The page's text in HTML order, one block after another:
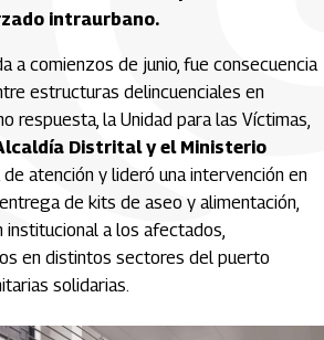
intraurbano.
a comienzos de junio, fue consecuencia
estructuras delincuenciales en
respuesta, la Unidad para las Víctimas,
Distrital y el Ministerio
atención y lideró una intervención en
de kits de aseo y alimentación,
institucional a los afectados,
en distintos sectores del puerto
solidarias.